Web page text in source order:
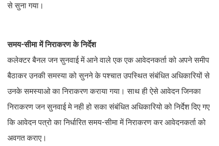
से सुना गया।
समय-सीमा में निराकरण के निर्देश
कलेक्टर बैनल जन सुनवाई में आने वाले एक एक आवेदनकर्ता को अपने समीप
बैठाकर उनकी समस्या को सुनने के पश्चात उपस्थित संबंधित अधिकारियों से
उनके समस्याओ का निराकरण कराया गया। साथ ही ऐसे आवेदन जिनका
निराकरण जन सुनवाई मे नही हो सका संबंधित अधिकारियो को निर्देश दिए गए
कि आवेदन पत्रो का निर्धारित समय-सीमा में निराकरण कर आवेदनकर्ता को
अवगत कराए।